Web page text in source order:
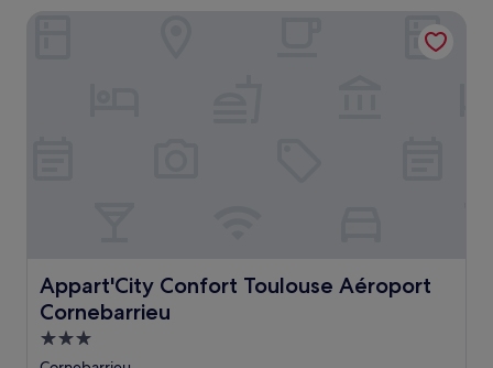
de
115 €
Appart'City Confort Toulouse Aéroport
Cornebarrieu
Appart'City Confort Toulouse Aéroport Cornebarrieu
Hébergement
3.0 étoiles
Appart'City Confort Toulouse Aéroport Cornebarrieu